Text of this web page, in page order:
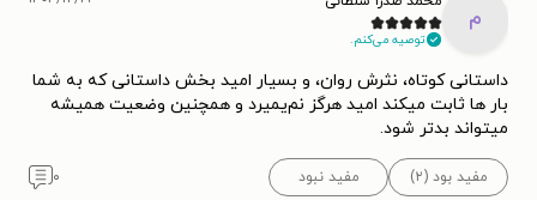
م
توصیه می‌کنم.
داستانی کوتاه، نثرش روان، و بسیار امید بخش داستانی که به شما
بار ها ثابت میکند امید هرگز نم‌یمیرد و همچنین وضعیت همیشه
میتواند بدتر شود.
مفید بود (۲) مفید نبود ۰